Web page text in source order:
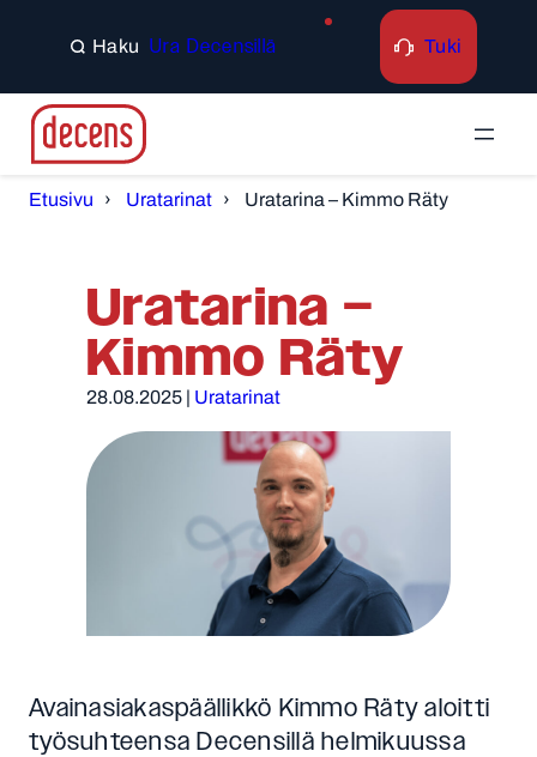
Search Ura Decensillä Tuki
Etusivu Uratarinat Uratarina – Kimmo Räty
Uratarina –
Kimmo Räty
28.08.2025| Uratarinat
Avainasiakaspäällikkö Kimmo Räty aloitti
työsuhteensa Decensillä helmikuussa